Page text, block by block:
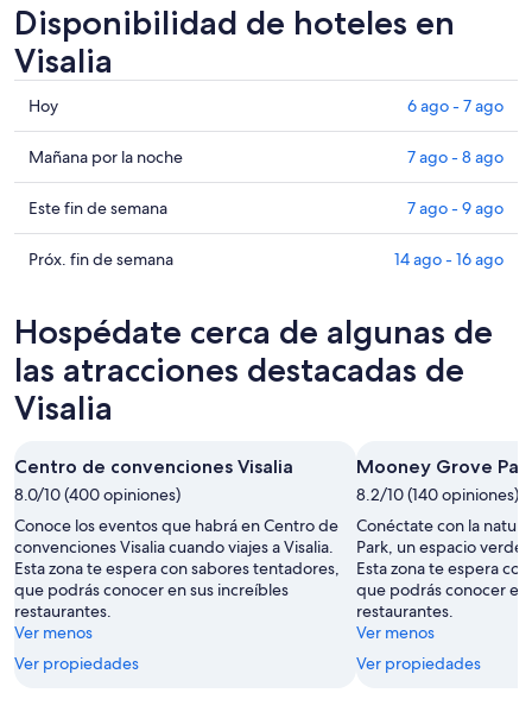
Disponibilidad de hoteles en
Visalia
Consultar
precios
en
Visalia
para
hoy,
6
7
Hoy 6 ago - 7 ago
Consultar
precios
en
Visalia
para
la
noche,
7
ago
ago
Mañana por la noche 7 ago - 8 ago
Consultar
precios
en
este
de
semana,
ago
-
9
ago
Este fin de semana 7 ago - 9 ago
Consultar
Visalia
para
el
próximo
de
semana,
14
ago
-
16
ago
Próx. fin de semana 14 ago - 16 ago
Hospédate cerca de algunas de
las atracciones destacadas de
Visalia
Centro de convenciones Visalia
8.0/10 (400 opiniones)
Conoce los eventos que habrá en Centro de
convenciones Visalia cuando viajes a Visalia.
Esta zona te espera con sabores tentadores,
que podrás conocer en sus increíbles
restaurantes.
Ver menos
Ver propiedades
Mooney Grove
8.2/10 (140 opiniones)
Conéctate con la
Park, un espacio
Esta zona te espera
que podrás conocer en
restaurantes.
Ver menos
Ver propiedades